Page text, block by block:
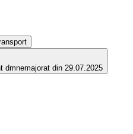
dmnemajorat din 29.07.2025